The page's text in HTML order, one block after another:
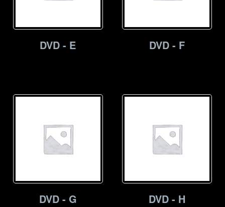
DVD - E DVD - F
DVD - G DVD - H